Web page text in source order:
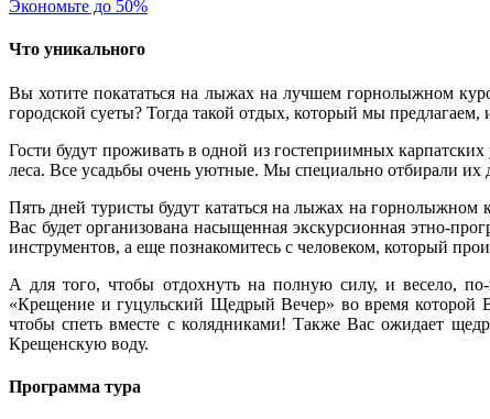
Экономьте до 50%
Что уникального
Вы хотите покататься на лыжах на лучшем горнолыжном
городской суеты? Тогда такой отдых, который мы предлагаем,
Гости будут проживать в одной из гостеприимных
леса. Все усадьбы очень уютные. Мы специально отбирали их
Пять дней туристы будут кататься на лыжах на горнолыжном
Вас будет организована насыщенная экскурсионная этно-
инструментов, а еще познакомитесь с человеком, который
А для того, чтобы отдохнуть на полную силу, и весело,
«Крещение и гуцульский Щедрый Вечер» во время которой
чтобы спеть вместе с колядниками! Также Вас ожидает
Крещенскую воду.
Программа тура